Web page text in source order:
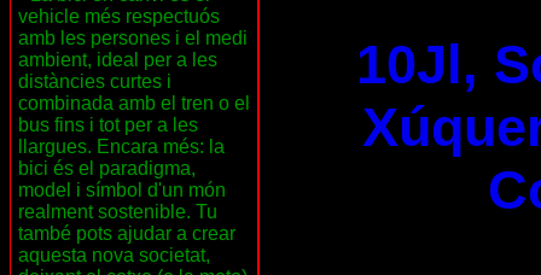
vehicle més respectuós
amb les persones i el medi
ambient, ideal per a les
distàncies curtes i
combinada amb el tren o el
bus fins i tot per a les
llargues. Encara més: la
bici és el paradigma,
model i símbol d'un món
realment sostenible. Tu
també pots ajudar a crear
aquesta nova societat,
10Jl,